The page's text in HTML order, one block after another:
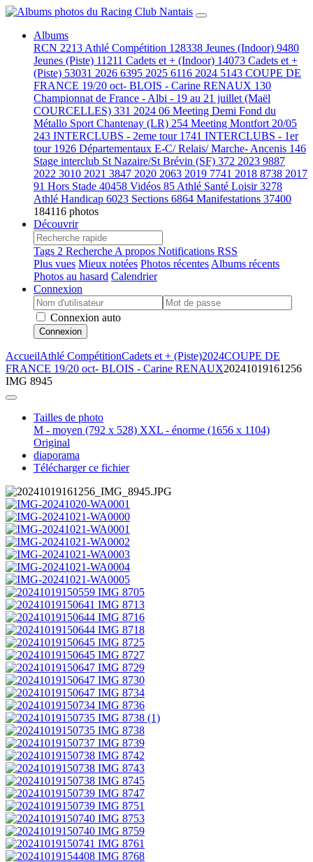
Albums
RCN 2213 Athlé Compétition 128338 Jeunes (Indoor) 9480
Jeunes (Piste) 11211 Cadets et + (Indoor) 14073 Cadets et +
(Piste) 53031 2026 6395 2025 6116 2024 5143 COUPE DE
FRANCE 19/20 oct- BLOIS - Carine RENAUX 130
Championnat de France - Albi - 19 au 21 juillet (Maël
COURCELLES) 331 2024 06 Meeting Demi Fond du
Métallo Sport Chantenay (LR) 254 Meeting Montfort 20/05
243 INTERCLUBS - 2eme tour 1741 INTERCLUBS - 1er
tour 1926 Départementaux E-C/ Relais/ Marche- Ancenis 146
Stage interclub St Nazaire/St Brévin (SF) 372 2023 9887
2022 3010 2021 3847 2020 2063 2019 7741 2018 8738 2017
91 Hors Stade 40458 Vidéos 85 Athlé Santé Loisir3278
Athlé Handicap 6023 Sections 6864 Manifestations 37400
184116 photos
Découvrir
Tags 2 Recherche A propos Notifications RSS
Plus vues Mieux notées Photos récentes Albums récents
Photos au hasard Calendrier
Connexion
Connexion auto
Connexion
AccueilAthlé CompétitionCadets et + (Piste)2024COUPE DE
FRANCE 19/20 oct- BLOIS - Carine RENAUX20241019161256
IMG 8945
Tailles de photo
M - moyen (792 x 528) XXL - énorme (1656 x 1104)
Original
diaporama
Télécharger ce fichier